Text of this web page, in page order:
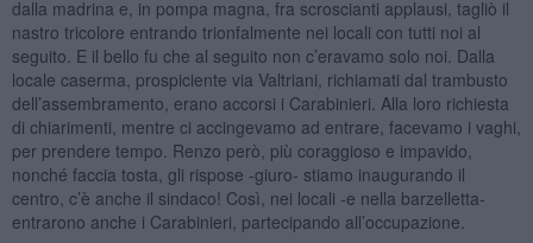
dalla madrina e, in pompa magna, fra scroscianti applausi, tagliò il
nastro tricolore entrando trionfalmente nei locali con tutti noi al
seguito. E il bello fu che al seguito non c’eravamo solo noi. Dalla
locale caserma, prospiciente via Valtriani, richiamati dal trambusto
dell’assembramento, erano accorsi i Carabinieri. Alla loro richiesta
di chiarimenti, mentre ci accingevamo ad entrare, facevamo i vaghi,
per prendere tempo. Renzo però, più coraggioso e impavido,
nonché faccia tosta, gli rispose -giuro- stiamo inaugurando il
centro, c’è anche il sindaco! Così, nei locali -e nella barzelletta-
entrarono anche i Carabinieri, partecipando all’occupazione.